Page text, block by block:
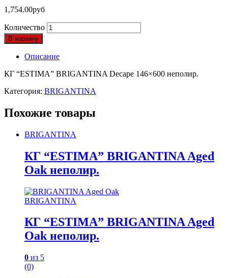
1,754.00руб
Количество
В корзину
Описание
КГ “ESTIMA” BRIGANTINA Decape 146×600 неполир.
Категория: BRIGANTINA
Похожие товары
BRIGANTINA
КГ “ESTIMA” BRIGANTINA Aged
Oak неполир.
BRIGANTINA
КГ “ESTIMA” BRIGANTINA Aged
Oak неполир.
0 из 5
(0)